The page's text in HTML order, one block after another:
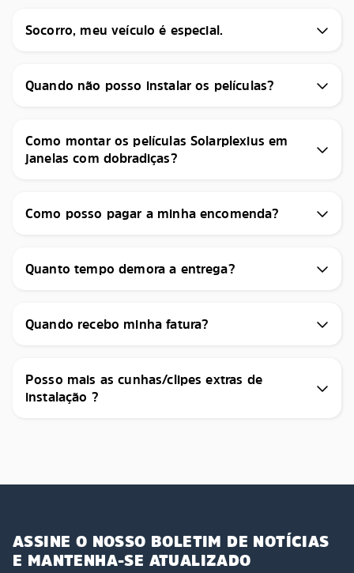
Socorro, meu veículo é especial.
Quando não posso instalar os películas?
Como montar os películas Solarplexius em
janelas com dobradiças?
Como posso pagar a minha encomenda?
Quanto tempo demora a entrega?
Quando recebo minha fatura?
Posso mais as cunhas/clipes extras de
instalação ?
ASSINE O NOSSO BOLETIM DE NOTÍCIAS
E MANTENHA-SE ATUALIZADO